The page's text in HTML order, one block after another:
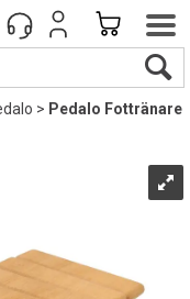
> Pedalo Fottränare